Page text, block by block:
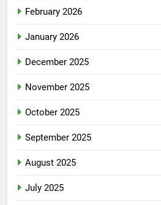
February 2026
January 2026
December 2025
November 2025
October 2025
September 2025
August 2025
July 2025